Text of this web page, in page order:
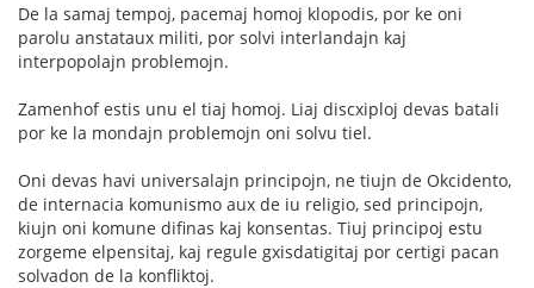
De la samaj tempoj, pacemaj homoj klopodis, por ke oni
parolu anstataux militi, por solvi interlandajn kaj
interpopolajn problemojn.
Zamenhof estis unu el tiaj homoj. Liaj discxiploj devas batali
por ke la mondajn problemojn oni solvu tiel.
Oni devas havi universalajn principojn, ne tiujn de Okcidento,
de internacia komunismo aux de iu religio, sed principojn,
kiujn oni komune difinas kaj konsentas. Tiuj principoj estu
zorgeme elpensitaj, kaj regule gxisdatigitaj por certigi pacan
solvadon de la konfliktoj.